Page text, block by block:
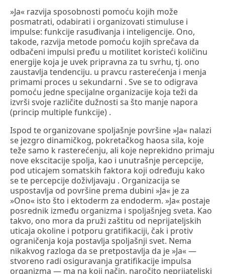
»Ja« razvija sposobnosti pomoću kojih može
posmatrati, odabirati i organizovati stimuluse i
impulse: funkcije rasuđivanja i inteligencije. Ono,
takode, razvija metode pomoću kojih sprečava da
odbačeni impulsi pređu u motilitet koristeći količinu
energije koja je uvek pripravna za tu svrhu, tj. ono
zaustavlja tendenciju. u pravcu rasterećenja i menja
primami proces u sekundarni . Sve se to odigrava
pomoću jedne specijalne organizacije koja teži da
izvrši svoje različite dužnosti sa što manje napora
(princip multiple funkcije) .
Ispod te organizovane spoljašnje površine »Ja« nalazi
se jezgro dinamičkog, pokretačkog haosa sila, koje
teže samo k rasterećenju, ali koje neprekidno primaju
nove ekscitacije spolja, kao i unutrašnje percepcije,
pod uticajem somatskih faktora koji određuju kako
se te percepcije doživljavaju . Organizacija se
uspostavlja od površine prema dubini »Ja« je za
»Ono« isto što i ektoderm za endoderm. »Ja« postaje
posrednik između organizma i spoljašnjeg sveta. Kao
takvo, ono mora da pruži zaštitu od neprijateljskih
uticaja okoline i potporu gratifikaciji, čak i protiv
ograničenja koja postavlja spoljašnji svet. Nema
nikakvog razloga da se pretpostavlja da je »Ja« —
stvoreno radi osiguravanja gratifikacije impulsa
organizma — ma na koji način, naročito neprijateljski